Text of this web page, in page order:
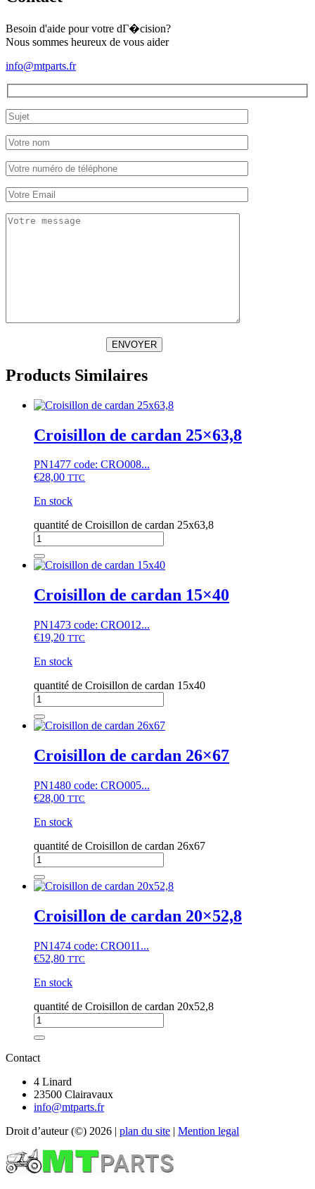
Besoin d'aide pour votre dГ�cision?
Nous sommes heureux de vous aider
info@mtparts.fr
ENVOYER
Products Similaires
Croisillon de cardan 25×63,8
PN1477 code: CRO008...
€28,00 TTC
En stock
quantité de Croisillon de cardan 25x63,8
Croisillon de cardan 15×40
PN1473 code: CRO012...
€19,20 TTC
En stock
quantité de Croisillon de cardan 15x40
Croisillon de cardan 26×67
PN1480 code: CRO005...
€28,00 TTC
En stock
quantité de Croisillon de cardan 26x67
Croisillon de cardan 20×52,8
PN1474 code: CRO011...
€52,80 TTC
En stock
quantité de Croisillon de cardan 20x52,8
Contact
4 Linard
23500 Clairavaux
info@mtparts.fr
Droit d’auteur (©) 2026 | plan du site | Mention legal